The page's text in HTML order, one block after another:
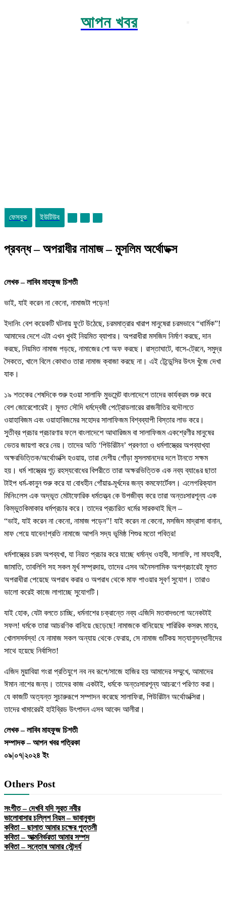
আপন খবর
ফেসবুক ইউটিউব
প্রবন্ধ – অপরাধীর নামাজ – মুসলিম অর্থোডক্স
লেখক – লাবিব মাহফুজ চিশতী
ভাই, যাই করেন না কেনো, নামাজটা পড়েন!
ইদানিং বেশ কয়েকটি ঘটনায় ফুটে উঠেছে, চরমমাত্রার খারাপ মানুষেরা চরমভাবে “ধার্মিক”!
আমাদের দেশে এটা এখন খুবই নিয়মিত ব্যাপার। অপরাধীরা মসজিদ নির্মাণ করছে, দান
করছে, নিয়মিত নামাজ পড়ছে, নামাজের শো অফ করছে। রাস্তাঘাটে, বাসে-ট্রেনে, সমুদ্র
সৈকতে, খালে বিলে কোথাও তারা নামাজ ক্বাজা করছে না। এই টেন্ডেন্সির উৎস খুঁজে দেখা
যাক।
১৯ শতকের শেষদিকে শুরু হওয়া সালাফি মুভমেন্ট বাংলাদেশে তাদের কার্যক্রম শুরু করে
বেশ জোরেশোরেই। মূলত সৌদি ধর্মদ্বেষী পেট্রোডলারের রাজনীতির বদৌলতে
ওয়াহাবিজম এবং ওয়াহাবিজমের সহোদর সালাফিজম বিশ্বব্যাপী বিস্তার লাভ করে।
সুতীব্র প্রচার প্রচারণার ফলে বাংলাদেশে আথারিজম বা সালাফিজম একশ্রেণীর মানুষের
ভেতর জায়গা করে নেয়। তাদের অতি ‘পিউরিটান’ প্রবণতা ও ধর্মশাস্ত্রের অপব্যাখ্যা
অক্ষরভিত্তিক/অর্থোডক্সি হওয়ায়, তারা দেশীয় গোঁড়া মুসলমানদের দলে টানতে সক্ষম
হয়। ধর্ম শাস্ত্রের গূঢ় রহস্যবোধের বিপরীতে তারা অক্ষরভিত্তিক এক নব্য ব্যাঙের ছাতা
টাইপ ধর্ম-কানুন শুরু করে যা বোধহীন গোঁয়ার-মূর্খদের জন্য কমফোর্টেবল। এলেগরিক্যাল
মিনিংলেস এক অদ্ভূত মেটাফোরিক ধর্মতত্ত্ব কে উপজীব্য করে তারা অন্তঃসারশূন্য এক
কিম্ভুতকিমাকার ধর্মপ্রচার করে। তাদের প্রচারিত ধর্মের সারকথাই ছিল –
“ভাই, যাই করেন না কেনো, নামাজ পড়েন”! যাই করেন না কেনো, মসজিদ মাদ্রাসা বানান,
মাফ পেয়ে যাবেন!প্রতি নামাজে আপনি সদ্য ভূমিষ্ঠ শিশুর মতো পবিত্র!
ধর্মশাস্ত্রের চরম অপব্যখা, যা নিয়ত প্রচার করে যাচ্ছে ধর্মান্ধ ওহাবী, সালাফি, লা মাযহাবী,
জামাতি, তাবলিগি সহ সকল মূর্খ সম্প্রদায়, তাদের এসব অনৈসলামিক অপপ্রচারেই মূলত
অপরাধীরা পেয়েছে অপরাধ করার ও অপরাধ থেকে মাফ পাওয়ার সূবর্ণ সুযোগ। তারাও
ভালো করেই কাজে লাগাচ্ছে সুযোগটি।
যাই হোক, যেটা বলতে চাচ্ছি, ধর্মনাশের চক্রান্তে নব্য এজিদি মতবাদগুলো অনেকটাই
সফল! ধর্মকে তারা আচরণিক বানিয়ে ছেড়েছে! নামাজকে বানিয়েছে শারিরিক কসরৎ মাত্র,
খোলসসর্বস্ব! যে নামাজ সকল অন্যায় থেকে ফেরায়, সে নামাজ গুটিকয় সত্যানুসন্ধানীদের
সাথে হয়েছে নির্বাসিত!
এজিদ মুয়াবিয়া গংরা প্রতিযুগে নব নব রূপে/সাজে হাজির হয় আমাদের সম্মুখে, আমাদের
ঈমান নাশের জন্য। তাদের কাজ একটাই, ধর্মকে অন্তঃসারশূন্য আচরণে পরিণত করা।
যে কাজটি অত্যন্ত সুচারুরূপে সম্পাদন করেছে সালাফিরা, পিউরিটান অর্থোডক্সিরা।
তাদের খামারেরই হাইব্রিড উৎপাদন এসব আবেদ আলীরা।
লেখক – লাবিব মাহফুজ চিশতী
সম্পাদক – আপন খবর পত্রিকা
০৯|০৭|২০২৪ ইং
Others Post
সংগীত – দেখবি যদি সুরত নবীর
ভালোবাসার চল্লিশ নিয়ম – ভাবানুবাদ
কবিতা – ছালাত আমার চক্ষের পুত্তলী
কবিতা – আত্মনির্ভরতা আমার সম্পদ
কবিতা – সন্তোষ আমার সৌন্দর্য